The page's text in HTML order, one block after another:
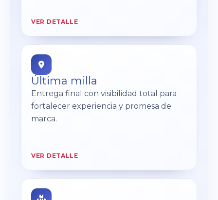
VER DETALLE
Última milla
Entrega final con visibilidad total para
fortalecer experiencia y promesa de
marca.
VER DETALLE